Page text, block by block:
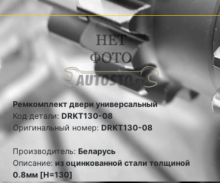
Ремкомплект двери универсальный
Код детали: DRKT130-08
Оригинальный номер: DRKT130-08
Производитель: Беларусь
Описание: из оцинкованной стали толщиной
0.8мм [H=130]